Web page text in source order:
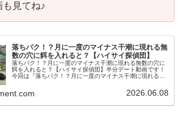
見てね♪
落ちパク！？月に一度のマイナス干潮に現れる無
数の穴に餌を入れると？【ハイサイ探偵団】
落ちパク！？月に一度のマイナス干潮に現れる無数の穴に
餌を入れると？【ハイサイ探偵団】半分デート動画です！
今回は『落ちパク！？月に一度のマイナス干潮に現れる無
2026.06.08